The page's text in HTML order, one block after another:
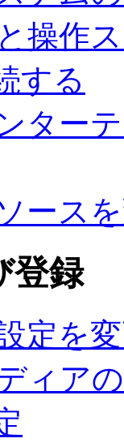
操作
する
ター
ース
登録
定を
ィア